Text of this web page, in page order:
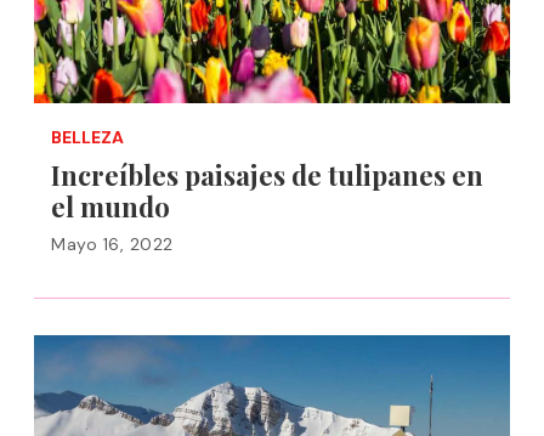
BELLEZA
Increíbles paisajes de tulipanes en
el mundo
Mayo 16, 2022